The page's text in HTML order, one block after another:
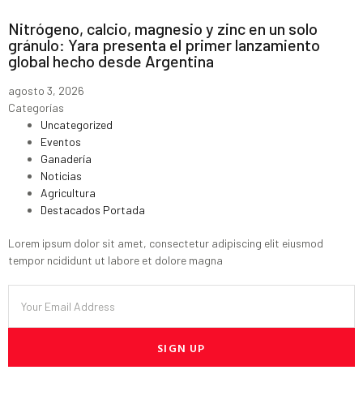
Nitrógeno, calcio, magnesio y zinc en un solo
gránulo: Yara presenta el primer lanzamiento
global hecho desde Argentina
agosto 3, 2026
Categorías
Uncategorized
Eventos
Ganadería
Noticias
Agricultura
Destacados Portada
Lorem ipsum dolor sit amet, consectetur adipiscing elit eiusmod
tempor ncididunt ut labore et dolore magna
SIGN UP